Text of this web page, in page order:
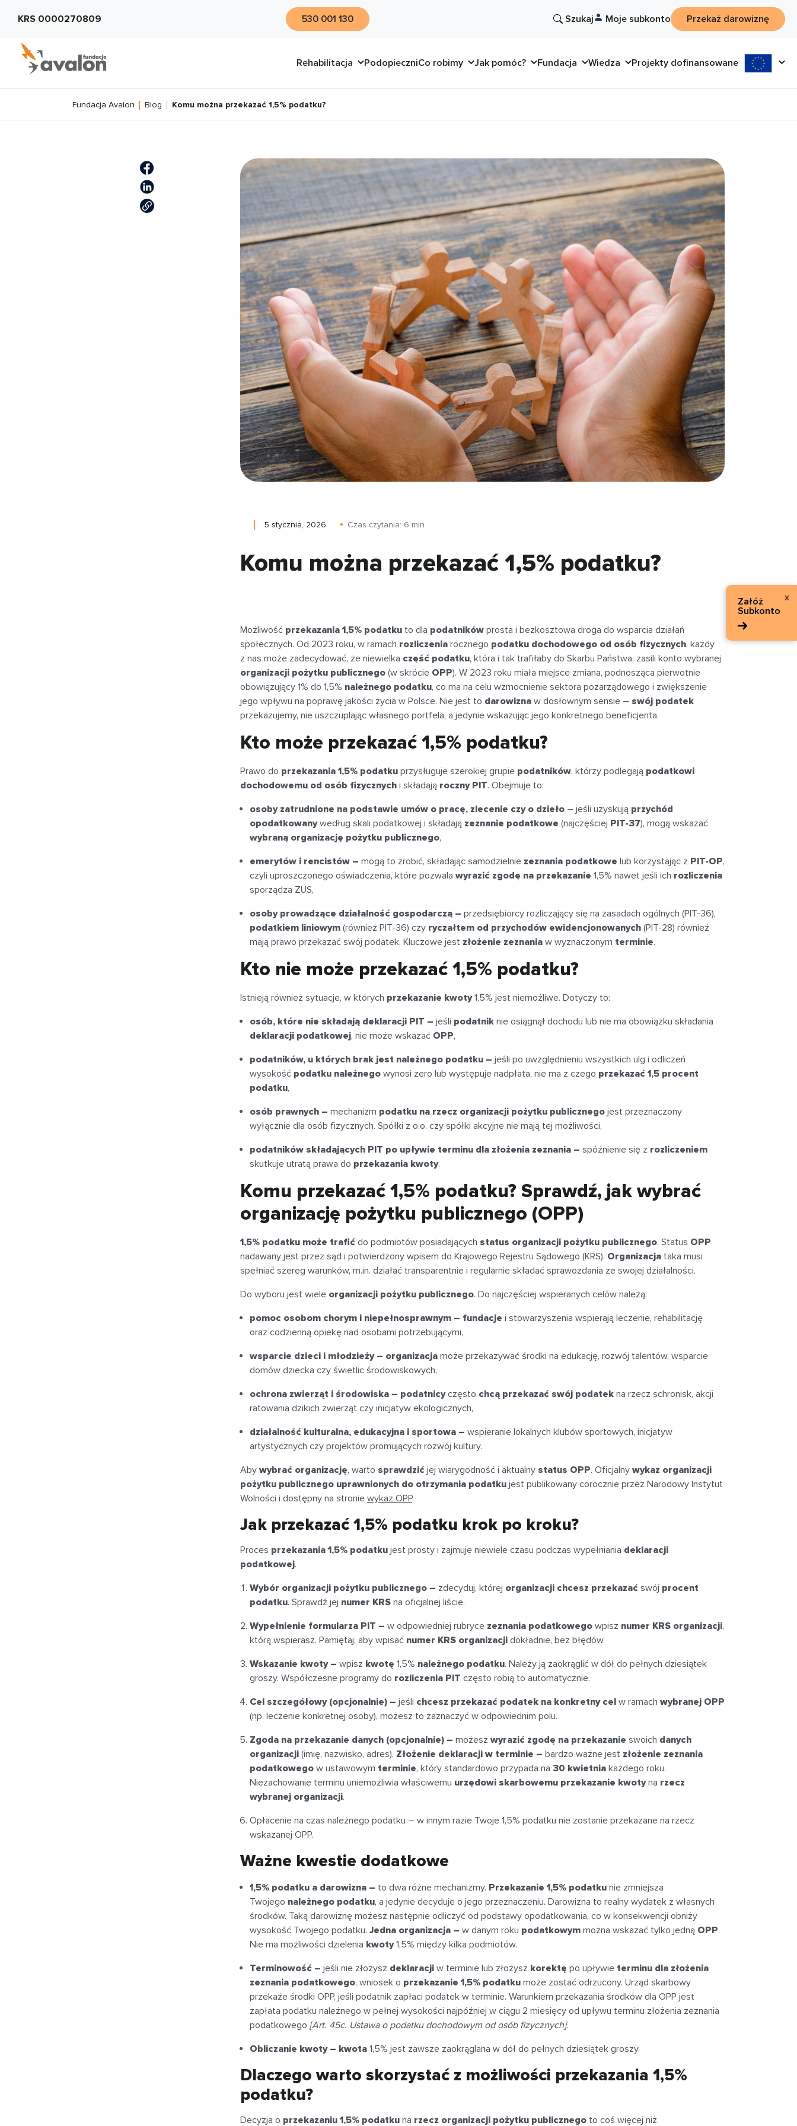
Załóż
Subkonto
x
KRS 0000270809 530 001 130 Szukaj Moje subkonto Przekaż darowiznę
Rehabilitacja PodopieczniCo robimy Jak pomóc? Fundacja Wiedza Projekty dofinansowane
Fundacja Avalon Blog Komu można przekazać 1,5% podatku?
5 stycznia, 2026 Czas czytania: 6 min
Komu można przekazać 1,5% podatku?
Możliwość przekazania 1,5% podatku to dla podatników prosta i bezkosztowa droga do wsparcia działań
społecznych. Od 2023 roku, w ramach rozliczenia rocznego podatku dochodowego od osób fizycznych, każdy
z nas może zadecydować, że niewielka część podatku, która i tak trafiłaby do Skarbu Państwa, zasili konto wybranej
organizacji pożytku publicznego (w skrócie OPP). W 2023 roku miała miejsce zmiana, podnosząca pierwotnie
obowiązujący 1% do 1,5% należnego podatku, co ma na celu wzmocnienie sektora pozarządowego i zwiększenie
jego wpływu na poprawę jakości życia w Polsce. Nie jest to darowizna w dosłownym sensie – swój podatek
przekazujemy, nie uszczuplając własnego portfela, a jedynie wskazując jego konkretnego beneficjenta.
Kto może przekazać 1,5% podatku?
Prawo do przekazania 1,5% podatku przysługuje szerokiej grupie podatników, którzy podlegają podatkowi
dochodowemu od osób fizycznych i składają roczny PIT. Obejmuje to:
osoby zatrudnione na podstawie umów o pracę, zlecenie czy o dzieło – jeśli uzyskują przychód
opodatkowanywedług skali podatkowej i składają zeznanie podatkowe (najczęściej PIT-37), mogą wskazać
wybraną organizację pożytku publicznego,
emerytów i rencistów – mogą to zrobić, składając samodzielnie zeznania podatkowe lub korzystając z PIT-OP,
czyli uproszczonego oświadczenia, które pozwala wyrazić zgodę na przekazanie 1,5% nawet jeśli ich rozliczenia
sporządza ZUS,
osoby prowadzące działalność gospodarczą – przedsiębiorcy rozliczający się na zasadach ogólnych (PIT-36),
podatkiem liniowym (również PIT-36) czy ryczałtem od przychodów ewidencjonowanych (PIT-28) również
mają prawo przekazać swój podatek. Kluczowe jest złożenie zeznania w wyznaczonym terminie.
Kto nie może przekazać 1,5% podatku?
Istnieją również sytuacje, w których przekazanie kwoty1,5% jest niemożliwe. Dotyczy to:
osób, które nie składają deklaracji PIT – jeśli podatnik nie osiągnął dochodu lub nie ma obowiązku składania
deklaracji podatkowej, nie może wskazać OPP,
podatników, u których brak jest należnego podatku – jeśli po uwzględnieniu wszystkich ulg i odliczeń
wysokość podatku należnego wynosi zero lub występuje nadpłata, nie ma z czego przekazać 1,5 procent
podatku,
osób prawnych – mechanizm podatku na rzecz organizacji pożytku publicznego jest przeznaczony
wyłącznie dla osób fizycznych. Spółki z o.o. czy spółki akcyjne nie mają tej możliwości,
podatników składających PIT po upływie terminu dla złożenia zeznania – spóźnienie się z rozliczeniem
skutkuje utratą prawa do przekazania kwoty.
Komu przekazać 1,5% podatku? Sprawdź, jak wybrać
organizację pożytku publicznego (OPP)
1,5% podatku może trafić do podmiotów posiadających status organizacji pożytku publicznego. Status OPP
nadawany jest przez sąd i potwierdzony wpisem do Krajowego Rejestru Sądowego (KRS). Organizacja taka musi
spełniać szereg warunków, m.in. działać transparentnie i regularnie składać sprawozdania ze swojej działalności.
Do wyboru jest wiele organizacji pożytku publicznego. Do najczęściej wspieranych celów należą:
pomoc osobom chorym i niepełnosprawnym – fundacje i stowarzyszenia wspierają leczenie, rehabilitację
oraz codzienną opiekę nad osobami potrzebującymi,
wsparcie dzieci i młodzieży – organizacja może przekazywać środki na edukację, rozwój talentów, wsparcie
domów dziecka czy świetlic środowiskowych,
ochrona zwierząt i środowiska – podatnicyczęsto chcą przekazać swój podatek na rzecz schronisk, akcji
ratowania dzikich zwierząt czy inicjatyw ekologicznych,
działalność kulturalna, edukacyjna i sportowa – wspieranie lokalnych klubów sportowych, inicjatyw
artystycznych czy projektów promujących rozwój kultury.
Aby wybrać organizację, warto sprawdzić jej wiarygodność i aktualny status OPP. Oficjalny wykaz organizacji
pożytku publicznego uprawnionych do otrzymania podatku jest publikowany corocznie przez Narodowy Instytut
Wolności i dostępny na stronie wykaz OPP.
Jak przekazać 1,5% podatku krok po kroku?
Proces przekazania 1,5% podatku jest prosty i zajmuje niewiele czasu podczas wypełniania deklaracji
podatkowej.
Wybór organizacji pożytku publicznego – zdecyduj, której organizacji chcesz przekazać swój procent
podatku. Sprawdź jej numer KRS na oficjalnej liście.
Wypełnienie formularza PIT – w odpowiedniej rubryce zeznania podatkowego wpisz numer KRS organizacji,
którą wspierasz. Pamiętaj, aby wpisać numer KRS organizacji dokładnie, bez błędów.
Wskazanie kwoty – wpisz kwotę 1,5% należnego podatku. Należy ją zaokrąglić w dół do pełnych dziesiątek
groszy. Współczesne programy do rozliczenia PIT często robią to automatycznie.
Cel szczegółowy (opcjonalnie) – jeśli chcesz przekazać podatek na konkretny cel w ramach wybranej OPP
(np. leczenie konkretnej osoby), możesz to zaznaczyć w odpowiednim polu.
Zgoda na przekazanie danych (opcjonalnie) – możesz wyrazić zgodę na przekazanie swoich danych
organizacji (imię, nazwisko, adres). Złożenie deklaracji w terminie – bardzo ważne jest złożenie zeznania
podatkowego w ustawowym terminie, który standardowo przypada na 30 kwietnia każdego roku.
Niezachowanie terminu uniemożliwia właściwemu urzędowi skarbowemu przekazanie kwotyna rzecz
wybranej organizacji.
Opłacenie na czas należnego podatku – w innym razie Twoje 1,5% podatku nie zostanie przekazane na rzecz
wskazanej OPP.
Ważne kwestie dodatkowe
1,5% podatku a darowizna – to dwa różne mechanizmy. Przekazanie 1,5% podatku nie zmniejsza
Twojego należnego podatku, a jedynie decyduje o jego przeznaczeniu. Darowizna to realny wydatek z własnych
środków. Taką darowiznę możesz następnie odliczyć od podstawy opodatkowania, co w konsekwencji obniży
wysokość Twojego podatku. Jedna organizacja – w danym roku podatkowym można wskazać tylko jedną OPP.
Nie ma możliwości dzielenia kwoty1,5% między kilka podmiotów.
Terminowość – jeśli nie złożysz deklaracji w terminie lub złożysz korektę po upływie terminu dla złożenia
zeznania podatkowego, wniosek o przekazanie 1,5% podatku może zostać odrzucony. Urząd skarbowy
przekaże środki OPP, jeśli podatnik zapłaci podatek w terminie. Warunkiem przekazania środków dla OPP jest
zapłata podatku należnego w pełnej wysokości najpóźniej w ciągu 2 miesięcy od upływu terminu złożenia zeznania
podatkowego [Art. 45c. Ustawa o podatku dochodowym od osób fizycznych].
Obliczanie kwoty – kwota 1,5% jest zawsze zaokrąglana w dół do pełnych dziesiątek groszy.
Dlaczego warto skorzystać z możliwości przekazania 1,5%
podatku?
Decyzja o przekazaniu 1,5% podatku na rzecz organizacji pożytku publicznego to coś więcej niż